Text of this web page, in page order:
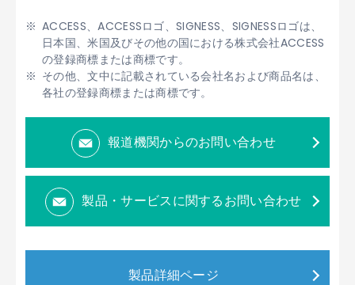
ACCESS、ACCESSロゴ、SIGNESS、SIGNESSロゴは、
日本国、米国及びその他の国における株式会社ACCESS
の登録商標または商標です。
その他、文中に記載されている会社名および商品名は、
各社の登録商標または商標です。
報道機関からのお問い合わせ
製品・サービスに関するお問い合わせ
製品詳細ページ